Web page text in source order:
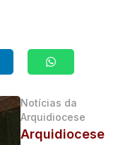
Notícias da
Arquidiocese
Arquidiocese